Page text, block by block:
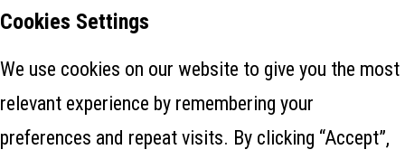
Cookies Settings
We use cookies on our website to give you the most
relevant experience by remembering your
preferences and repeat visits. By clicking “Accept”,